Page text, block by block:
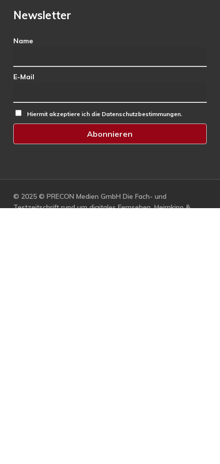
Newsletter
Name
E-Mail
Hiermit akzeptiere ich die Datenschutzbestimmungen.
© 2025 © PRECON Medien GmbH Die Fach- und
Testzeitschrift rund um digitales Fernsehen, Heimkino &